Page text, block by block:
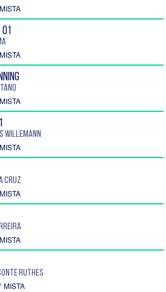
01
Willemann
Cruz
Ruthes
MISTA